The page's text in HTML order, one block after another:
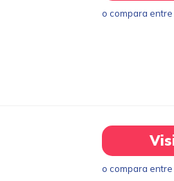
o compara
o compara